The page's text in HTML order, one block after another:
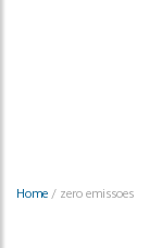
Home / zero emissoes